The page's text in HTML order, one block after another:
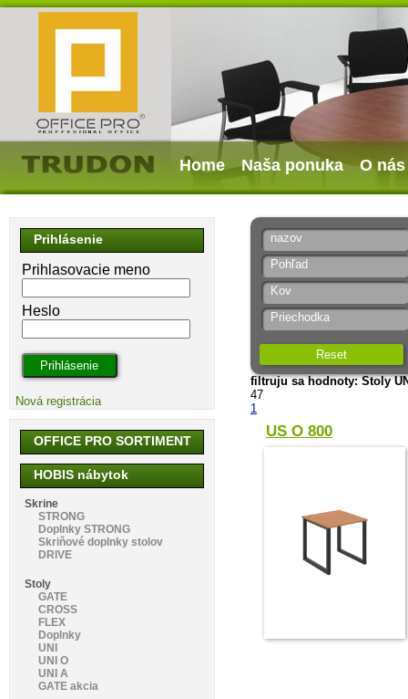
Home Naša ponuka O nás
nazov
Pohľad
Kov
Priechodka
Reset
filtruju sa hodnoty: Stoly
47
1
US O 800
Prihlásenie
Prihlasovacie meno
Heslo
Nová registrácia
OFFICE PRO SORTIMENT
HOBIS nábytok
Skrine
STRONG
Doplnky STRONG
Skriňové doplnky stolov
DRIVE
Stoly
GATE
CROSS
FLEX
Doplnky
UNI
UNI O
UNI A
GATE akcia